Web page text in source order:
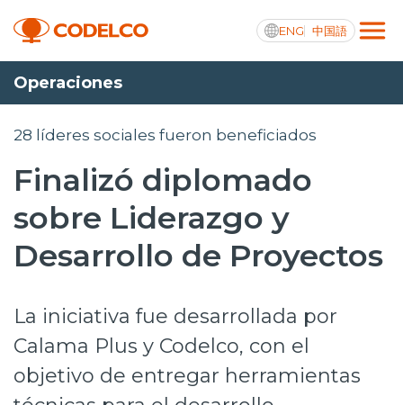
ENG 中国語
Transparencia activa
Sustentabilidad
Innovación
Inversionistas
Operaciones
28 líderes sociales fueron beneficiados
Finalizó diplomado
sobre Liderazgo y
Desarrollo de Proyectos
La iniciativa fue desarrollada por
Calama Plus y Codelco, con el
objetivo de entregar herramientas